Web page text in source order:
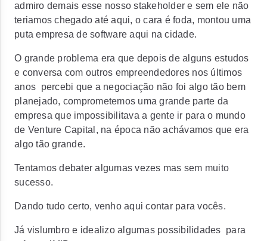
admiro demais esse nosso stakeholder e sem ele não
teriamos chegado até aqui, o cara é foda, montou uma
puta empresa de software aqui na cidade.
O grande problema era que depois de alguns estudos
e conversa com outros empreendedores nos últimos
anos percebi que a negociação não foi algo tão bem
planejado, comprometemos uma grande parte da
empresa que impossibilitava a gente ir para o mundo
de Venture Capital, na época não achávamos que era
algo tão grande.
Tentamos debater algumas vezes mas sem muito
sucesso.
Dando tudo certo, venho aqui contar para vocês.
Já vislumbro e idealizo algumas possibilidades para